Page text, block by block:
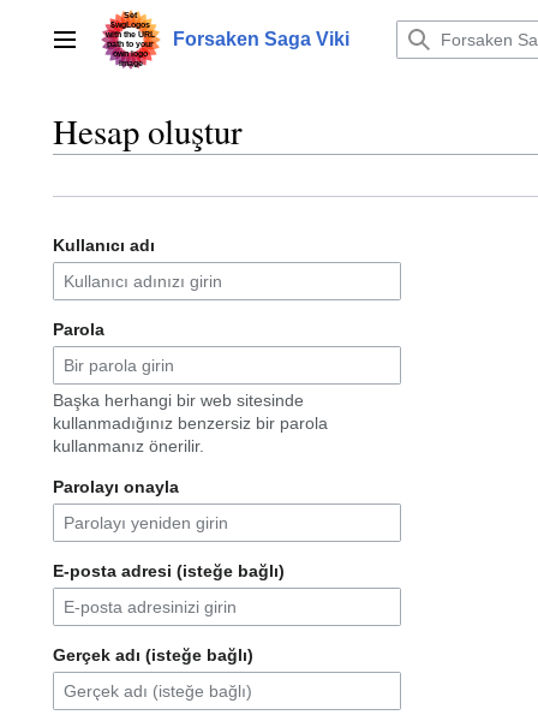
Ana menü
Forsaken Saga Viki
Hesap oluştur
Kullanıcı adı
Parola
Başka herhangi bir web sitesinde
kullanmadığınız benzersiz bir parola
kullanmanız önerilir.
Parolayı onayla
E-posta adresi (isteğe bağlı)
Gerçek adı (isteğe bağlı)